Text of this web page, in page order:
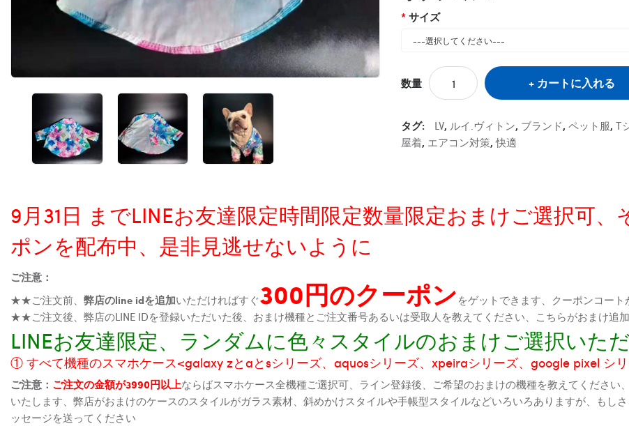
サイズ
数量 カートに入れる
タグ: LV, ルイ.ヴィトン, ブランド, ペット服, T
屋着, エアコン対策,快適
9月31日 までLINEお友達限定時間限定数量限定おまけご選択可
ポンを配布中、是非見逃せないように
ご注意：
★★ご注文前、 弊店のline idを追加いただければすぐ300円のクーポンをゲットできます、クーポンコート
★★ご注文後、弊店のLINE IDを登録いただいた後、おまけ機種とご注文番号あるいは受取人を教えてください、こちらがおまけ追
LINEお友達限定、ランダムに色々スタイルのおまけご選択いた
① すべて機種のスマホケース<galaxy zとaとsシリーズ、aquosシリーズ、xpeiraシリーズ、google pixel シ
ご注意： ご注文の金額が3990円以上ならばスマホケース全機種ご選択可、ライン登録後、ご希望のおまけの機種を教えてくださ
いたします、弊店がおまけのケースのスタイルがガラス素材、斜めかけスタイルや手帳型スタイルなどいろいろありますが、もし
ッセージを送ってください